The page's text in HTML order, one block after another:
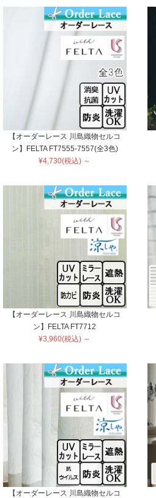
【オーダーレース 川島織物セルコ
ン】FELTA FT7555-7557(全3色)
¥4,730(税込) ～
【オーダーレース 川島織物セルコ
ン】FELTA FT7712
¥3,960(税込) ～
【オーダーレース 川島織物セルコ